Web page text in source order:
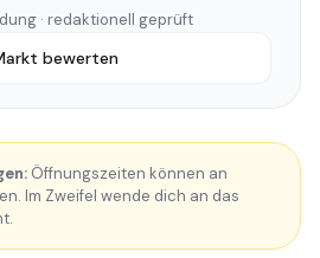
· redaktionell geprüft
bewerten
Öffnungszeiten können an
Im Zweifel wende dich an das